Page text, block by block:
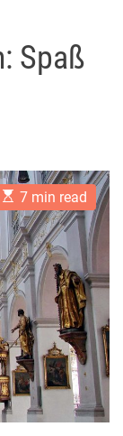
Spaß
E
s
m
a
t
e
d
r
e
a
d
t
i
m
e
7 min read